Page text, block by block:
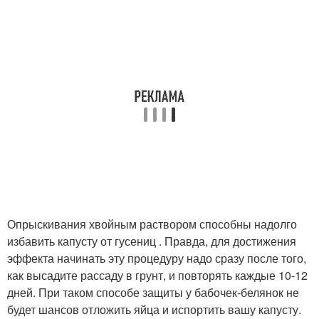
Опрыскивания хвойным раствором способны надолго
избавить капусту от гусениц . Правда, для достижения
эффекта начинать эту процедуру надо сразу после того,
как высадите рассаду в грунт, и повторять каждые 10-12
дней. При таком способе защиты у бабочек-белянок не
будет шансов отложить яйца и испортить вашу капусту.